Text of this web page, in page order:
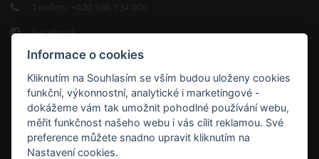
Telefon:
+420 596 134 000
Facebook
HOTEL
NIKOLAS
Informace o cookies
Kliknutím na Souhlasím se vším budou uloženy cookies
funkční, výkonnostní, analytické i marketingové -
dokážeme vám tak umožnit pohodlné používání webu,
měřit funkčnost našeho webu i vás cílit reklamou. Své
preference můžete snadno upravit kliknutím na
Nastavení cookies.